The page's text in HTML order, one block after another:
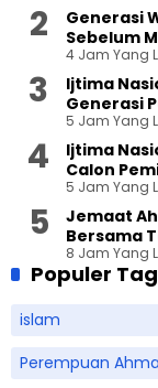
Generasi
Sebelum
4 Jam Yang
Ijtima
Generasi
5 Jam Yang
Ijtima
Calon
5 Jam Yang
Jemaat
Bersama
8 Jam Yang
Populer Tag
islam
Perempuan